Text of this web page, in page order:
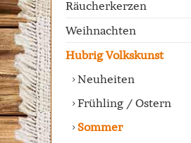
Räucherkerzen
Weihnachten
Hubrig Volkskunst
Neuheiten
Frühling / Ostern
Sommer